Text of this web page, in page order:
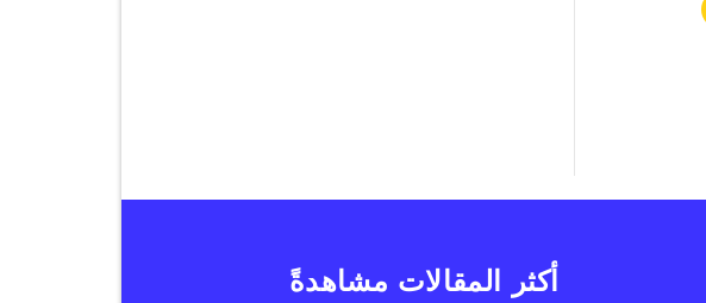
أكثر المقالات مشاهدةً